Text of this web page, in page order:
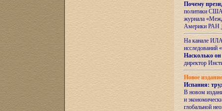
Почему
политики США
журнала
Америки РАН
На канале ИЛА
исследований «
Насколько он
директор
Новое
Испания:
В новом
и
глобальной